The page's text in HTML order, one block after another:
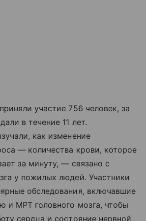
участие 756 человек, за
в течение 11 лет.
как изменение
— количества крови, которое
за минуту, — связано с
у пожилых людей. Участники
обследования, включавшие
и МРТ головного мозга, чтобы
сердца и состояние нервной